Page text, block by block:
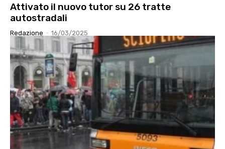
Attivato il nuovo tutor su 26 tratte
autostradali
Redazione - 16/03/2025